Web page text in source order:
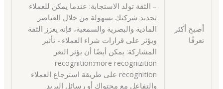
أصبح أكثر
تعرفًا
– الثقة تولد الاستجابة: عندما يمكن للعملاء
تحديد شركتك بسهولة من خلال العناصر
المادية والبصرية والسمعية، فإنه يعزز الثقة
ويؤثر على قرارات شراء العملاء.- تأثير
المشاركة: يمكن أيضًا أن يؤثر التعر
recognition:more recognizition
recognition على طريقة استرجاع العملاء
والتفاعل مع محتواك أو رسائل البريد